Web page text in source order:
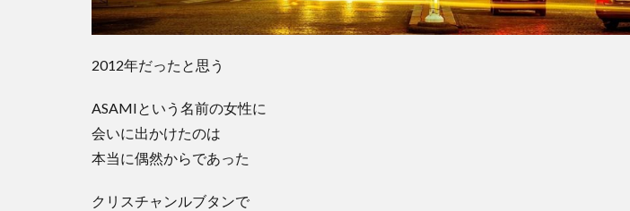
2012年だったと思う
ASAMIという名前の女性に
会いに出かけたのは
本当に偶然からであった
クリスチャンルブタンで